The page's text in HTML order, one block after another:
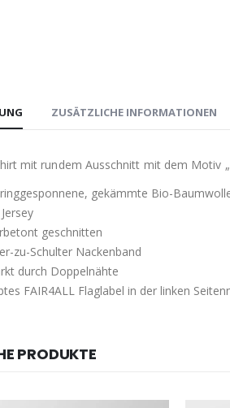
ZUSÄTZLICHE INFORMATIONEN
mit rundem Ausschnitt mit dem Motiv
gekämmte Bio-
geschnitten
zu-Schulter Nackenband
durch Doppelnähte
FAIR4ALL Flaglabel in der linken
PRODUKTE